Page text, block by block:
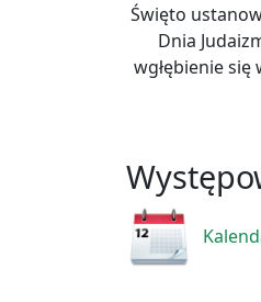
Święto
Dnia
wgłębienie się